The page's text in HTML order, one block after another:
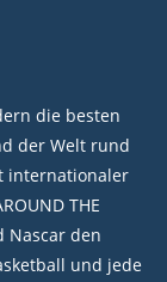
die besten
der Welt rund
internationaler
THE
Nascar den
und jede